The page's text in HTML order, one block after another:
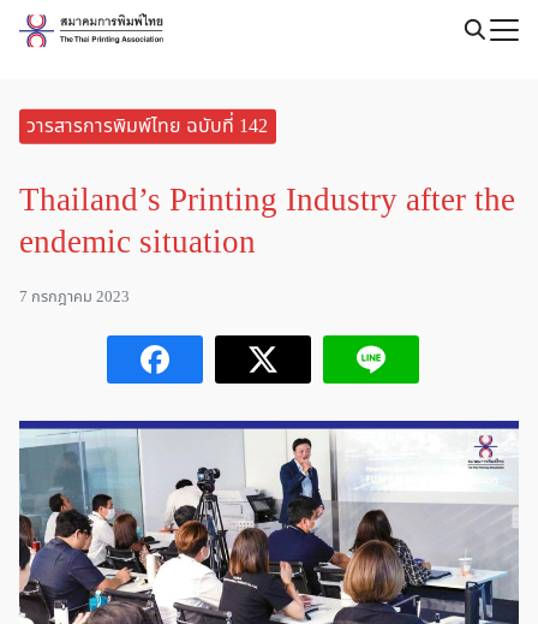
Skip
วารสารการพิมพ์ไทย ฉบับที่ 142
Thailand’s Printing Industry after the
endemic situation
7 กรกฎาคม 2023